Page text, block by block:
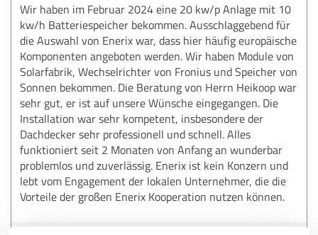
Wir haben im Februar 2024 eine 20 kw/p Anlage mit 10
kw/h Batteriespeicher bekommen. Ausschlaggebend für
die Auswahl von Enerix war, dass hier häufig europäische
Komponenten angeboten werden. Wir haben Module von
Solarfabrik, Wechselrichter von Fronius und Speicher von
Sonnen bekommen. Die Beratung von Herrn Heikoop war
sehr gut, er ist auf unsere Wünsche eingegangen. Die
Installation war sehr kompetent, insbesondere der
Dachdecker sehr professionell und schnell. Alles
funktioniert seit 2 Monaten von Anfang an wunderbar
problemlos und zuverlässig. Enerix ist kein Konzern und
lebt vom Engagement der lokalen Unternehmer, die die
Vorteile der großen Enerix Kooperation nutzen können.